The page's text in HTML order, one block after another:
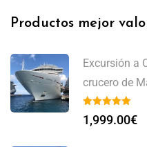
Productos mejor
Excursión a
crucero de
1,999.00€